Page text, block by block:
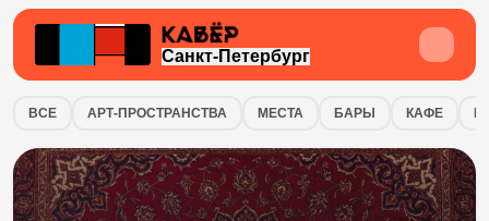
Санкт-Петербург
Интересные места в городе Санкт-
ВСЕ АРТ-ПРОСТРАНСТВА МЕСТА БАРЫ КАФЕ